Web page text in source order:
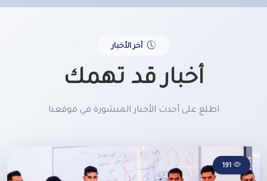
آخر الأخبار
أخبار قد تهمك
اطلع على أحدث الأخبار المنشورة في موقعنا
191